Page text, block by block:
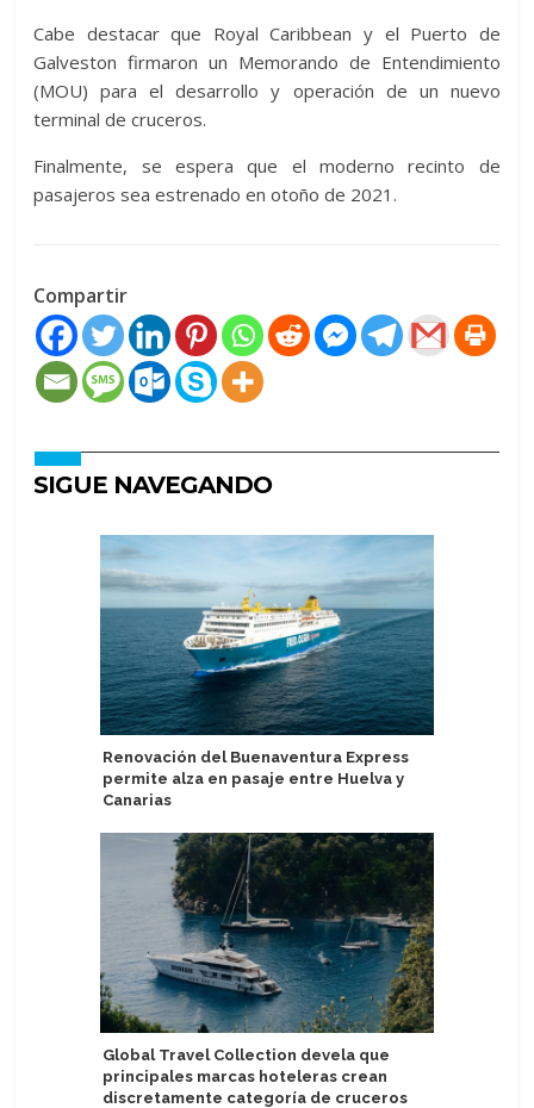
Cabe destacar que Royal Caribbean y el Puerto de
Galveston firmaron un Memorando de Entendimiento
(MOU) para el desarrollo y operación de un nuevo
terminal de cruceros.
Finalmente, se espera que el moderno recinto de
pasajeros sea estrenado en otoño de 2021.
Compartir
SIGUE NAVEGANDO
Renovación del Buenaventura Express
permite alza en pasaje entre Huelva y
Canarias
Global Travel Collection devela que
principales marcas hoteleras crean
discretamente categoría de cruceros